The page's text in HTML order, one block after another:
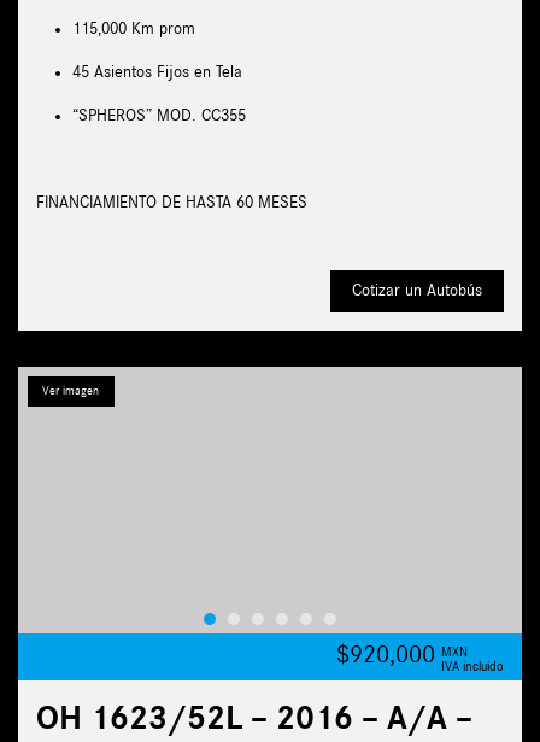
115,000 Km prom
45 Asientos Fijos en Tela
“SPHEROS” MOD. CC355
FINANCIAMIENTO DE HASTA 60 MESES
Cotizar un Autobús
Ver imagen
$920,000
MXN
IVA incluido
OH 1623/52L – 2016 – A/A –